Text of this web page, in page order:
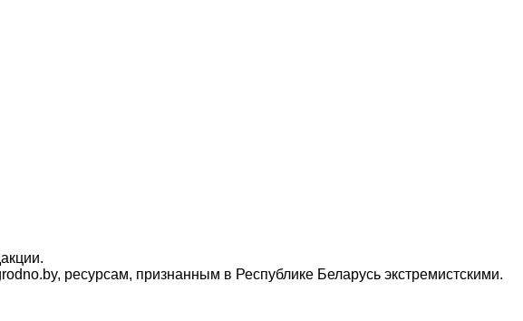
ресурсам, признанным в Республике Беларусь экстремистскими.